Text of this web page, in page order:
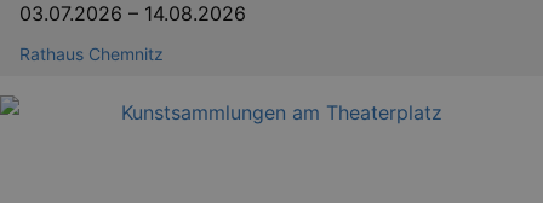
03.07.2026 – 14.08.2026
Rathaus Chemnitz